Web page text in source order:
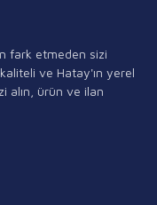
fark etmeden sizi
ve Hatay'ın yerel
alın, ürün ve ilan